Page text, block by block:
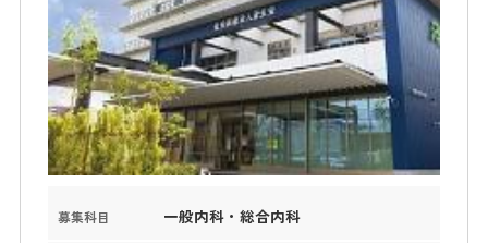
募集科目 一般内科・総合内科